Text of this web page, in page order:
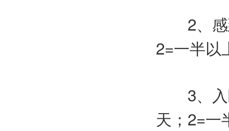
2、感
2=一半以
3、入
天；2=一